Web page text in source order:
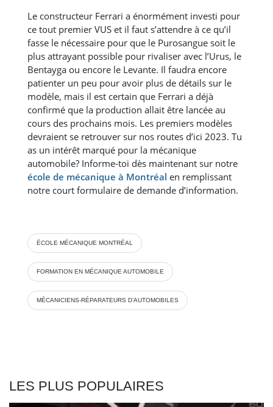
Le constructeur Ferrari a énormément investi pour
ce tout premier VUS et il faut s’attendre à ce qu’il
fasse le nécessaire pour que le Purosangue soit le
plus attrayant possible pour rivaliser avec l’Urus, le
Bentayga ou encore le Levante. Il faudra encore
patienter un peu pour avoir plus de détails sur le
modèle, mais il est certain que Ferrari a déjà
confirmé que la production allait être lancée au
cours des prochains mois. Les premiers modèles
devraient se retrouver sur nos routes d’ici 2023. Tu
as un intérêt marqué pour la mécanique
automobile? Informe-toi dès maintenant sur notre
école de mécanique à Montréal en remplissant
notre court formulaire de demande d’information.
ÉCOLE MÉCANIQUE MONTRÉAL
FORMATION EN MÉCANIQUE AUTOMOBILE
MÉCANICIENS-RÉPARATEURS D’AUTOMOBILES
LES PLUS POPULAIRES